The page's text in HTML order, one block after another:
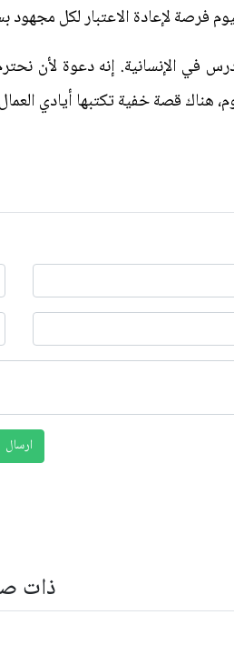
فرصة لإعادة الاعتبار لكل
في الإنسانية. إنه دعوة لأن
هناك قصة خفية تكتبها أيادي
ذات